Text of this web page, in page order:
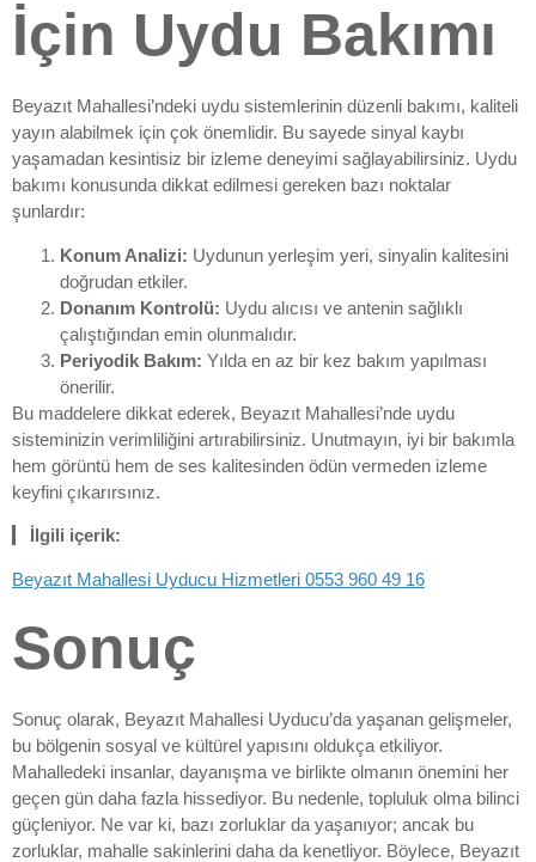
İçin Uydu Bakımı
Beyazıt Mahallesi’ndeki uydu sistemlerinin düzenli bakımı, kaliteli
yayın alabilmek için çok önemlidir. Bu sayede sinyal kaybı
yaşamadan kesintisiz bir izleme deneyimi sağlayabilirsiniz. Uydu
bakımı konusunda dikkat edilmesi gereken bazı noktalar
şunlardır:
Konum Analizi: Uydunun yerleşim yeri, sinyalin kalitesini
doğrudan etkiler.
Donanım Kontrolü: Uydu alıcısı ve antenin sağlıklı
çalıştığından emin olunmalıdır.
Periyodik Bakım: Yılda en az bir kez bakım yapılması
önerilir.
Bu maddelere dikkat ederek, Beyazıt Mahallesi’nde uydu
sisteminizin verimliliğini artırabilirsiniz. Unutmayın, iyi bir bakımla
hem görüntü hem de ses kalitesinden ödün vermeden izleme
keyfini çıkarırsınız.
İlgili içerik:
Beyazıt Mahallesi Uyducu Hizmetleri 0553 960 49 16
Sonuç
Sonuç olarak, Beyazıt Mahallesi Uyducu’da yaşanan gelişmeler,
bu bölgenin sosyal ve kültürel yapısını oldukça etkiliyor.
Mahalledeki insanlar, dayanışma ve birlikte olmanın önemini her
geçen gün daha fazla hissediyor. Bu nedenle, topluluk olma bilinci
güçleniyor. Ne var ki, bazı zorluklar da yaşanıyor; ancak bu
zorluklar, mahalle sakinlerini daha da kenetliyor. Böylece, Beyazıt